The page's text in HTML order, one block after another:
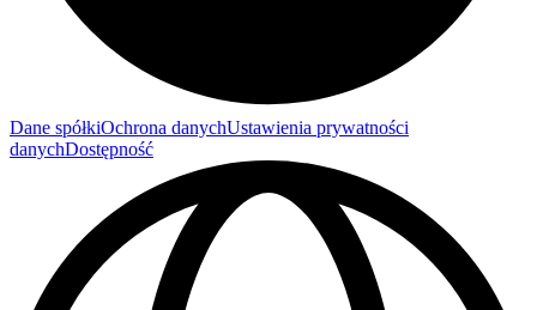
Dane spółkiOchrona danychUstawienia prywatności
danychDostępność